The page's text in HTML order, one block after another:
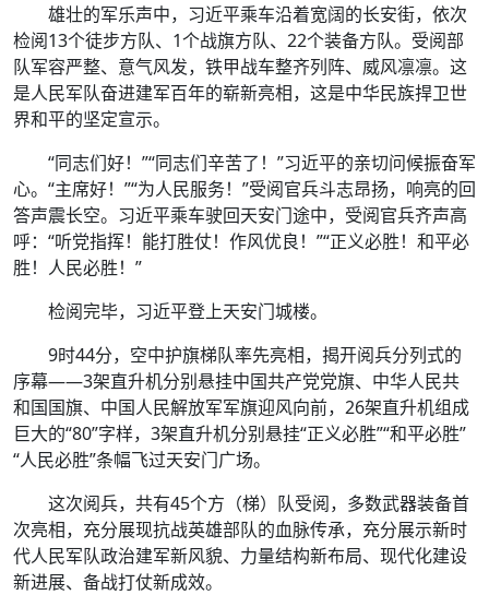
雄壮的军乐声中，习近平乘车沿着宽阔的长安街，依次
检阅13个徒步方队、1个战旗方队、22个装备方队。受阅部
队军容严整、意气风发，铁甲战车整齐列阵、威风凛凛。这
是人民军队奋进建军百年的崭新亮相，这是中华民族捍卫世
界和平的坚定宣示。
“同志们好！”“同志们辛苦了！”习近平的亲切问候振奋军
心。“主席好！”“为人民服务！”受阅官兵斗志昂扬，响亮的回
答声震长空。习近平乘车驶回天安门途中，受阅官兵齐声高
呼：“听党指挥！能打胜仗！作风优良！”“正义必胜！和平必
胜！人民必胜！”
检阅完毕，习近平登上天安门城楼。
9时44分，空中护旗梯队率先亮相，揭开阅兵分列式的
序幕——3架直升机分别悬挂中国共产党党旗、中华人民共
和国国旗、中国人民解放军军旗迎风向前，26架直升机组成
巨大的“80”字样，3架直升机分别悬挂“正义必胜”“和平必胜”
“人民必胜”条幅飞过天安门广场。
这次阅兵，共有45个方（梯）队受阅，多数武器装备首
次亮相，充分展现抗战英雄部队的血脉传承，充分展示新时
代人民军队政治建军新风貌、力量结构新布局、现代化建设
新进展、备战打仗新成效。